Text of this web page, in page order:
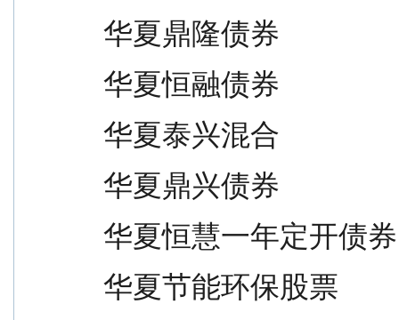
华夏鼎隆债券
华夏恒融债券
华夏泰兴混合
华夏鼎兴债券
华夏恒慧一年定开债券
华夏节能环保股票